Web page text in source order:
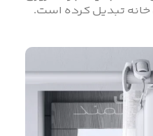
تبدیل کرده است.